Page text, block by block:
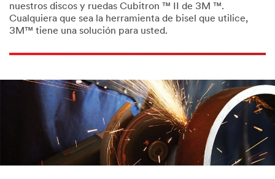
nuestros discos y ruedas Cubitron ™ II de 3M ™.
Cualquiera que sea la herramienta de bisel que utilice,
3M™ tiene una solución para usted.